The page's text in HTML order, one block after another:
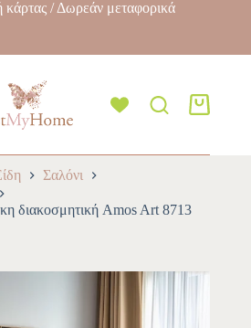
/ Δωρεάν μεταφορικά
Σαλόνι
διακοσμητική Amos Art 8713